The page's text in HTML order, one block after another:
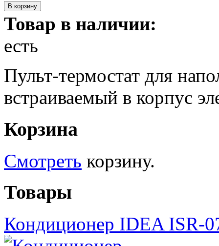
Товар в наличии:
есть
Пульт-термостат для
встраиваемый в корпус
Корзина
Смотреть корзину.
Товары
Кондиционер IDEA ISR-